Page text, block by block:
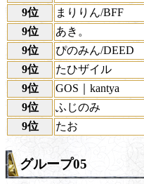
9位
まりりん/BFF
9位
あき。
9位
ぴのみん/DEED
9位
たひザイル
9位
GOS｜kantya
9位
ふじのみ
9位
たお
グループ05